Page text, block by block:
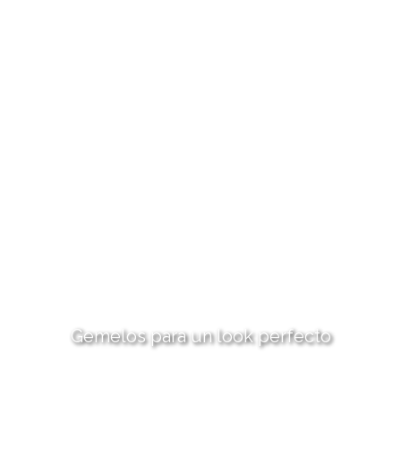
Gemelos para un look perfecto